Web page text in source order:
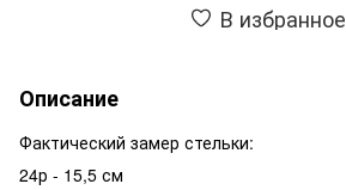
В избранное
Описание
Фактический замер стельки:
24р - 15,5 см